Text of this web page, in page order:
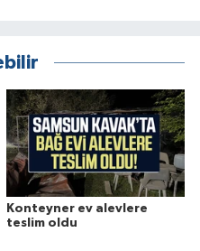
Konteyner ev alevlere
teslim oldu